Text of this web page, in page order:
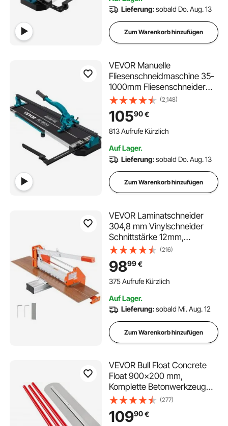
Einspurig 6 kg
Lieferung:sobald Do. Aug. 13
Zum Warenkorb hinzufügen
VEVOR Manuelle
Fliesenschneidmaschine 35-
1000mm Fliesenschneider
Einstellbare Infrarot-
Laserführung
Fliesenschneidermaschine
Präzise Einspurig Fliesen
Bodenfliesen Schneidgerät
(2,148)
10590€
813 Aufrufe Kürzlich
Auf Lager.
Lieferung:sobald Do. Aug. 13
Zum Warenkorb hinzufügen
VEVOR Laminatschneider
304,8 mm Vinylschneider
Schnittstärke 12mm,
Schneidegerät mit Hebel aus
Aluminiumlegierung,
Teleskopierbarer Stützplatte,
für Fertigparkettböden, LVT,
(216)
9899€
375 Aufrufe Kürzlich
Auf Lager.
Lieferung:sobald Mi. Aug. 12
Zum Warenkorb hinzufügen
VEVOR Bull Float Concrete
Float 900x200 mm,
Komplette Betonwerkzeug
Kelle Satz Grifflänge 3 x1.8 m,
Glättekelle Stahl Boden
Einstellbar Bauhilfe
(277)
10990€